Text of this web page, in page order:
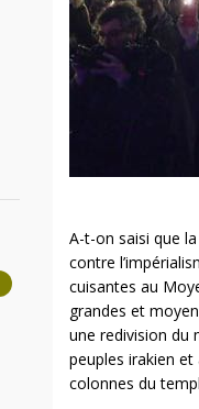
A-t-on saisi que
contre
cuisantes au
grandes et
une redivision du
peuples irakien
colonnes du